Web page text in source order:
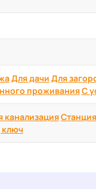
Для дачи Для
проживанияС
канализация
ключ